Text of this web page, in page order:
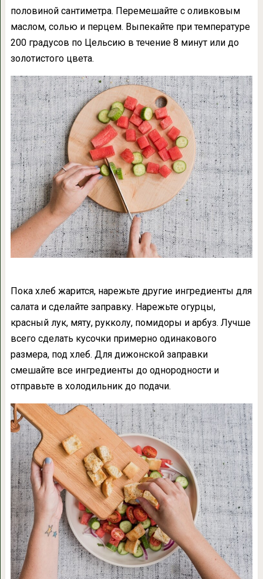
половиной сантиметра. Перемешайте с оливковым
маслом, солью и перцем. Выпекайте при температуре
200 градусов по Цельсию в течение 8 минут или до
золотистого цвета.
Пока хлеб жарится, нарежьте другие ингредиенты для
салата и сделайте заправку. Нарежьте огурцы,
красный лук, мяту, рукколу, помидоры и арбуз. Лучше
всего сделать кусочки примерно одинакового
размера, под хлеб. Для дижонской заправки
смешайте все ингредиенты до однородности и
отправьте в холодильник до подачи.